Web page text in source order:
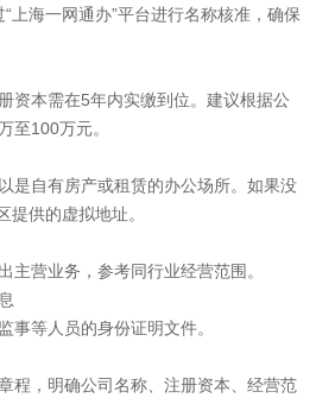
海一网通办”平台进行名称核准，确保
资本需在5年内实缴到位。建议根据公
至100万元。
是自有房产或租赁的办公场所。如果没
提供的虚拟地址。
营业务，参考同行业经营范围。
等人员的身份证明文件。
程，明确公司名称、注册资本、经营范